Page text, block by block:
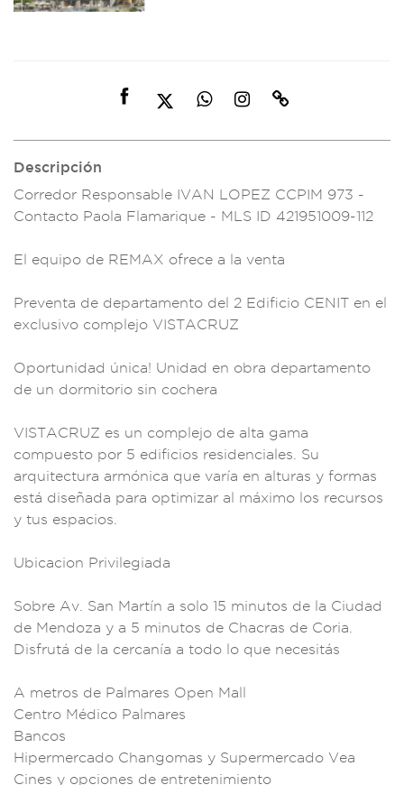
Descripción
Corredor Responsable IVAN LOPEZ CCPIM 973 -
Contacto Paola F lamarique - MLS ID 421951009-112
El equipo de REMAX ofrece a la venta
Preventa de departamento del 2 Edificio CENIT en el
exclusivo complejo VISTACRUZ
Oportunidad única! Unidad en obra departamento
de un dormitorio sin cochera
VISTACRUZ es un compl ejo de alta gama
compuesto por 5 edificios residenciales. Su
arquitectura armónica que varía en alturas y formas
está diseñada para optimizar al máximo los recursos
y tus espacios
Ubicacion Privilegiada
Sobre Av. San Martín a solo 15 minutos de la Ciudad
de Mendoza y a 5 minutos de Chacras de Coria.
Disfrutá de la cercanía a todo lo que necesitás
A metros de Palmares Open Ma
Centro Médico Palmares
Bancos
Hipermercado Changomas y Supermercado Vea
Cines y opciones de entretenimiento